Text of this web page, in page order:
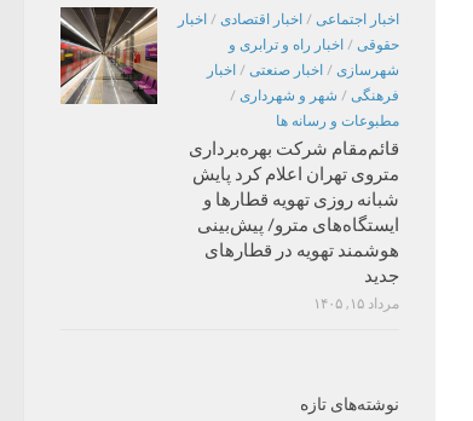
اخبار اجتماعی / اخبار اقتصادی / اخبار
حقوقی / اخبار راه و ترابری و
شهرسازی / اخبار صنعتی / اخبار
فرهنگی / شهر و شهرداری /
مطبوعات و رسانه ها
قائم‌مقام شرکت بهره‌برداری
متروی تهران اعلام کرد پایش
شبانه روزی تهویه قطارها و
ایستگاه‌های مترو/ پیش‌بینی
هوشمند تهویه در قطارهای
جدید
مرداد ۱۵, ۱۴۰۵
نوشته‌های تازه